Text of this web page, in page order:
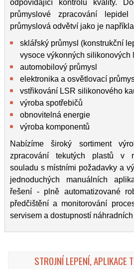
odpovídající kontrolu kvality.
průmyslové zpracování
průmyslová odvětví jako je
sklářský průmysl (konstrukční
vysoce výkonných silikonových
automobilový průmysl
elektronika a osvětlovací
vstřikování LSR silikonového
výroba spotřebičů
obnovitelná energie
výroba komponentů
Nabízíme široký sortiment
zpracování tekutých plastů v
souladu s místními požadavky a
jednoduchých manuálních
řešení - plně automatizované
předčištění a monitorování
servisem a dostupností
STROJNÍ LEPENÍ, APLIKACE